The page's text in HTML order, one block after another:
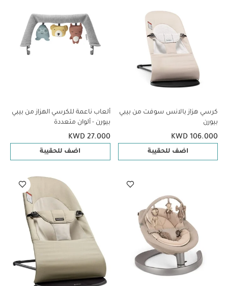
كرسي هزاز بالانس سوفت من بيبي
بيورن
KWD 106.000
اضف للحقيبة
ألعاب ناعمة للكرسي الهزاز من بيبي
بيورن - ألوان متعددة
KWD 27.000
اضف للحقيبة